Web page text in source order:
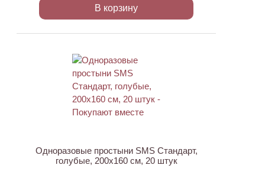
В корзину
Одноразовые простыни SMS Стандарт,
голубые, 200х160 см, 20 штук